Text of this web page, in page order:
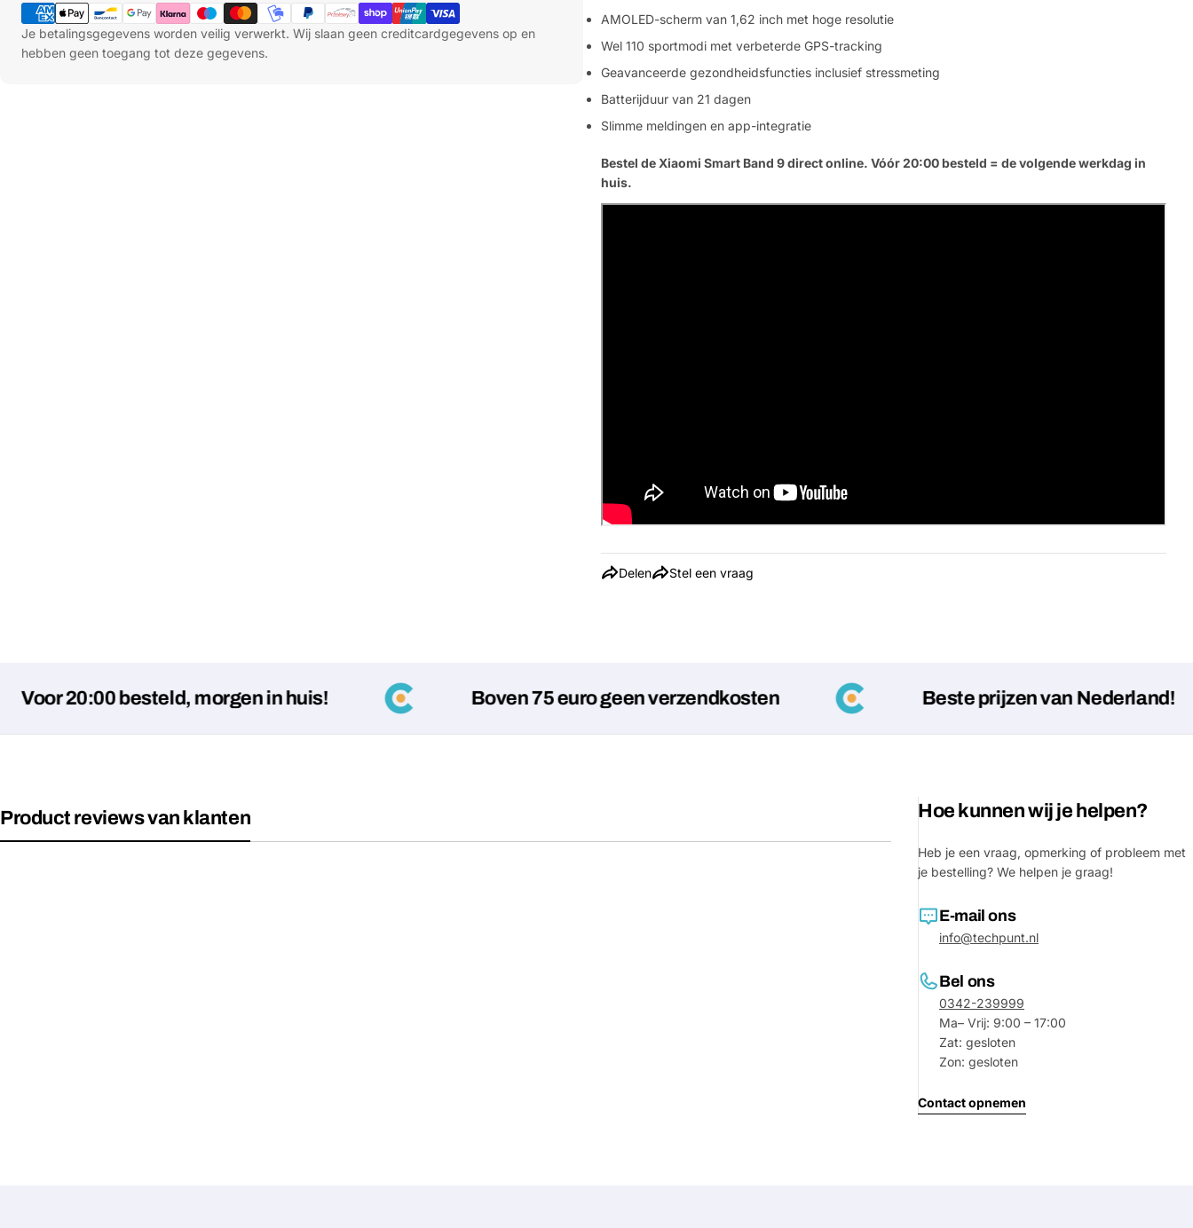
Je betalingsgegevens worden veilig verwerkt. Wij slaan geen creditcardgegevens op en
hebben geen toegang tot deze gegevens.
AMOLED-scherm van 1,62 inch met hoge resolutie
Wel 110 sportmodi met verbeterde GPS-tracking
Geavanceerde gezondheidsfuncties inclusief stressmeting
Batterijduur van 21 dagen
Slimme meldingen en app-integratie
Bestel de Xiaomi Smart Band 9 direct online. Vóór 20:00 besteld = de volgende werkdag in
huis.
Delen Stel een vraag
20:00 besteld, morgen in huis! Boven 75 euro geen verzendkosten Beste prijzen van Nederland!
Product reviews van klanten Hoe kunnen wij je helpen?
Heb je een vraag, opmerking of probleem met
je bestelling? We helpen je graag!
E-mail ons
info@techpunt.nl
Bel ons
0342-239999
Ma– Vrij: 9:00 – 17:00
Zat: gesloten
Zon: gesloten
Contact opnemen